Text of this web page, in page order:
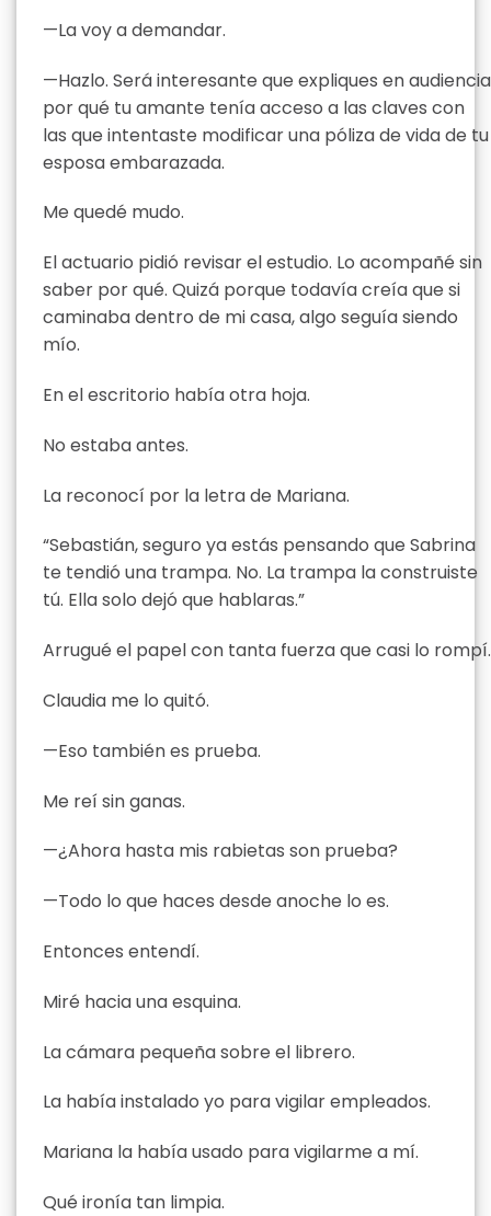
—La voy a demandar.
—Hazlo. Será interesante que expliques en audiencia
por qué tu amante tenía acceso a las claves con
las que intentaste modificar una póliza de vida de tu
esposa embarazada.
Me quedé mudo.
El actuario pidió revisar el estudio. Lo acompañé sin
saber por qué. Quizá porque todavía creía que si
caminaba dentro de mi casa, algo seguía siendo
mío.
En el escritorio había otra hoja.
No estaba antes.
La reconocí por la letra de Mariana.
“Sebastián, seguro ya estás pensando que Sabrina
te tendió una trampa. No. La trampa la construiste
tú. Ella solo dejó que hablaras.”
Arrugué el papel con tanta fuerza que casi lo rompí.
Claudia me lo quitó.
—Eso también es prueba.
Me reí sin ganas.
—¿Ahora hasta mis rabietas son prueba?
—Todo lo que haces desde anoche lo es.
Entonces entendí.
Miré hacia una esquina.
La cámara pequeña sobre el librero.
La había instalado yo para vigilar empleados.
Mariana la había usado para vigilarme a mí.
Qué ironía tan limpia.